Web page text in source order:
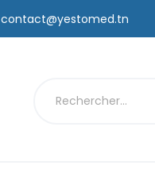
contact@yestomed.tn